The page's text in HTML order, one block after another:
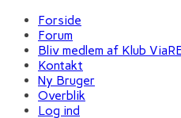
Forside
Forum
Bliv medlem af Klub
Kontakt
Ny Bruger
Overblik
Log ind